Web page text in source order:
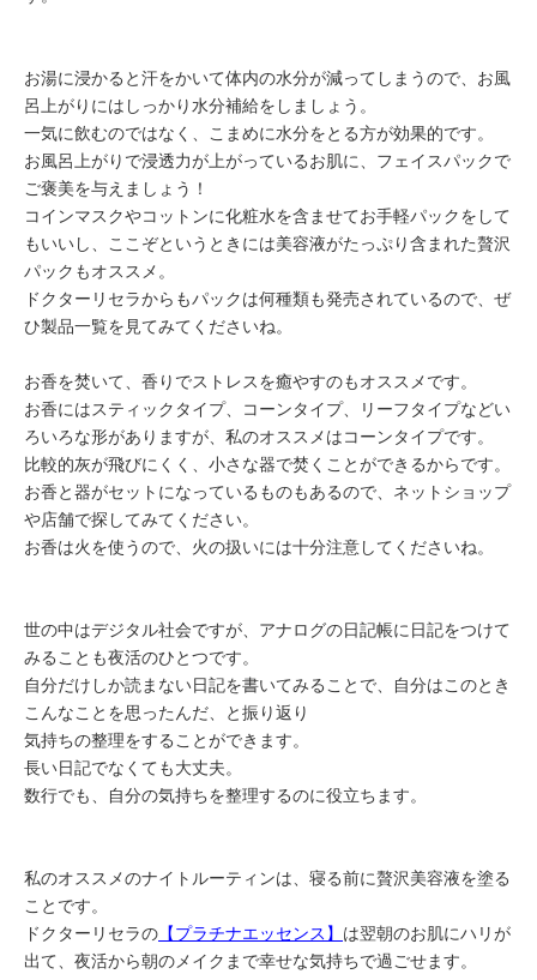
お湯に浸かると汗をかいて体内の水分が減ってしまうので、お風
呂上がりにはしっかり水分補給をしましょう。
一気に飲むのではなく、こまめに水分をとる方が効果的です。
お風呂上がりで浸透力が上がっているお肌に、フェイスパックで
ご褒美を与えましょう！
コインマスクやコットンに化粧水を含ませてお手軽パックをして
もいいし、ここぞというときには美容液がたっぷり含まれた贅沢
パックもオススメ。
ドクターリセラからもパックは何種類も発売されているので、ぜ
ひ製品一覧を見てみてくださいね。
お香を焚いて、 香り でストレスを癒やすのもオススメです。
お香にはスティックタイプ、コーンタイプ、リーフタイプなどい
ろいろな形がありますが、私のオススメはコーンタイプです。
比較的灰が飛びにくく、小さな器で焚くことができるからです。
お香と器がセットになっているものもあるので、ネットショップ
や店舗で探してみてください。
お香は火を使うので、火の扱いには十分注意してくださいね。
世の中はデジタル社会ですが、アナログの日記帳に 日記をつけて
みることも夜活のひとつです。
自分だけしか読まない日記を書いてみることで、自分はこのとき
こんなことを思ったんだ、と振り返り
気持ちの整理をすることができます。
長い日記でなくても大丈夫。
数行でも、自分の気持ちを整理するのに役立ちます。
私のオススメのナイトルーティンは、寝る前に贅沢美容液を塗る
ことです。
ドクターリセラの 【プラチナエッセンス】 は翌朝のお肌にハリが
出て、夜活から朝のメイクまで幸せな気持ちで過ごせます。